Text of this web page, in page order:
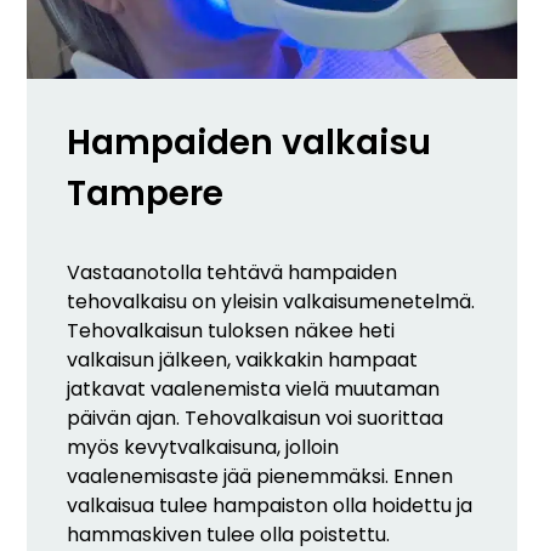
Hampaiden valkaisu
Tampere
Vastaanotolla tehtävä hampaiden
tehovalkaisu on yleisin valkaisumenetelmä.
Tehovalkaisun tuloksen näkee heti
valkaisun jälkeen, vaikkakin hampaat
jatkavat vaalenemista vielä muutaman
päivän ajan. Tehovalkaisun voi suorittaa
myös kevytvalkaisuna, jolloin
vaalenemisaste jää pienemmäksi. Ennen
valkaisua tulee hampaiston olla hoidettu ja
hammaskiven tulee olla poistettu.